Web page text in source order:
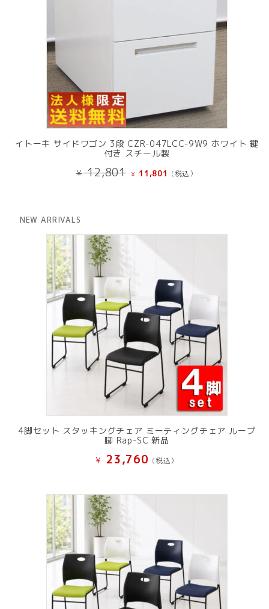
イトーキ サイドワゴン 3段 CZR-047LCC-9W9 ホワイト 鍵
付き スチール製
¥12,801 元
¥ 11,801 現
(税込）
NEW ARRIVALS
4脚セット スタッキングチェア ミーティングチェア ループ
脚 Rap-SC 新品
¥ 23,760 (税込）